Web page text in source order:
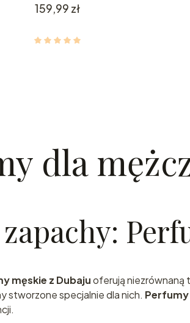
Cena
159,99 zł
dla
męskie z Dubajuoferują niezrównaną
stworzone specjalnie dla nich. Perfumy